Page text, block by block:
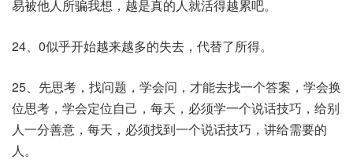
易被他人所骗我想，越是真的人就活得越累吧。
24、0似乎开始越来越多的失去，代替了所得。
25、先思考，找问题，学会问，才能去找一个答案，学会换
位思考，学会定位自己，每天，必须学一个说话技巧，给别
人一分善意，每天，必须找到一个说话技巧，讲给需要的
人。